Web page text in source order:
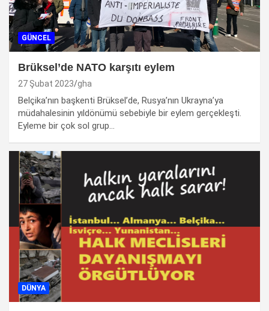
GÜNCEL
Brüksel’de NATO karşıtı eylem
27 Şubat 2023 gha
Belçika’nın başkenti Brüksel’de, Rusya’nın Ukrayna’ya
müdahalesinin yıldönümü sebebiyle bir eylem gerçekleşti.
Eyleme bir çok sol grup…
DÜNYA